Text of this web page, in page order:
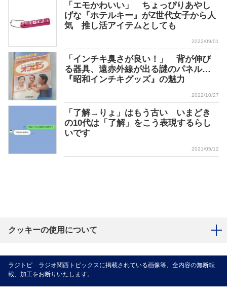
「エモかわいい」 ちょっぴりあやし
げな『ホテルキー』がZ世代女子から人
気 推し活アイテムとしても
2022/09/01
「インチキ臭さが良い！」 背が伸び
る器具、遠赤外線が出る謎のパネル…
『昭和インチキグッズ』の魅力
2022/10/27
「了解→りょ」はもう古い いまどき
の10代は「了解」をこう表現するらし
いです
2021/05/12
クッキーの使用について
ラジトピ ラジオ関西トピックスに掲載されている画像等、全内容の無断転
載、加工をお断りいたします。